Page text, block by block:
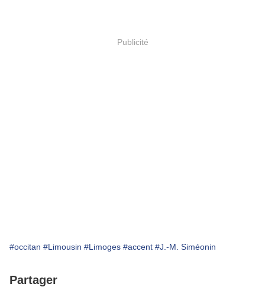
Publicité
#occitan #Limousin #Limoges #accent #J.-M. Siméonin
Partager